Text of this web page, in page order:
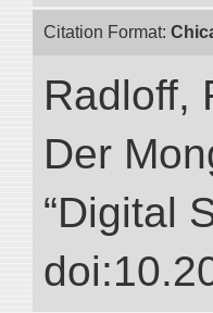
Citation Format:
Radloff,
Der
“Digital